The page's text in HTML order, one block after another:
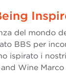
del mondo
BBS per
ispirato i
Wine Marco